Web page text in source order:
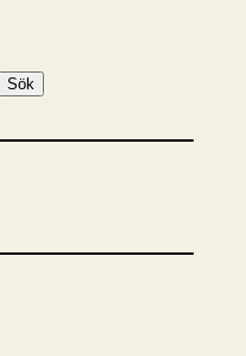
Sök